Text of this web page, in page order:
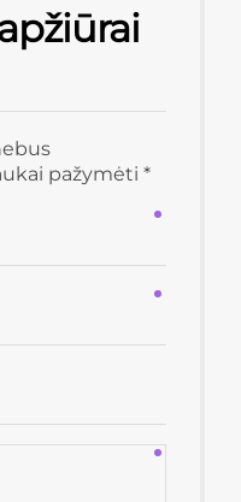
pažymėti *